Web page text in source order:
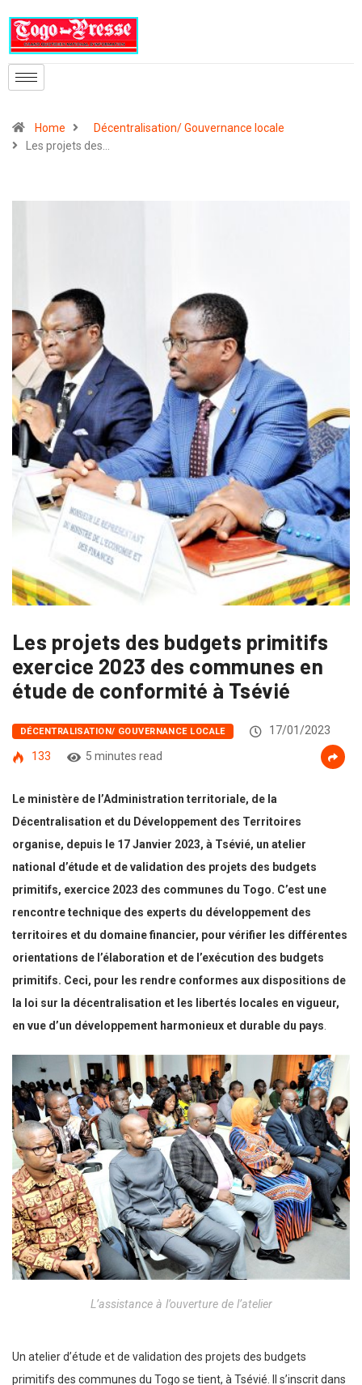
Home
Décentralisation/ Gouvernance locale
Les projets des…
Les projets des budgets primitifs
exercice 2023 des communes en
étude de conformité à Tsévié
DÉCENTRALISATION/ GOUVERNANCE LOCALE
17/01/2023
133
5 minutes read
Le ministère de l’Administration territoriale, de la
Décentralisation et du Développement des Territoires
organise, depuis le 17 Janvier 2023, à Tsévié, un atelier
national d’étude et de validation des projets des budgets
primitifs, exercice 2023 des communes du Togo. C’est une
rencontre technique des experts du développement des
territoires et du domaine financier, pour vérifier les différentes
orientations de l’élaboration et de l’exécution des budgets
primitifs. Ceci, pour les rendre conformes aux dispositions de
la loi sur la décentralisation et les libertés locales en vigueur,
en vue d’un développement harmonieux et durable du pays.
L’assistance à l’ouverture de l’atelier
Un atelier d’étude et de validation des projets des budgets
primitifs des communes du Togo se tient, à Tsévié. Il s’inscrit dans